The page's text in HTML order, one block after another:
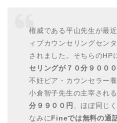
権威である平山先生が最
ィブカウンセリングセン
されました。そちらのHP
セリングが７０分９００
不妊ピア・カウンセラー
小倉智子先生の主宰され
分９９００円
、ほぼ同じ
なみにFineでは無料の通